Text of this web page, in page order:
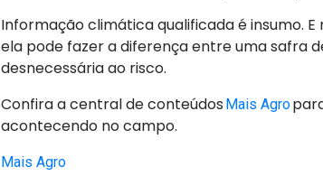
Informação climática qualificada é insumo.
ela pode fazer a diferença entre uma safra
desnecessária ao risco.
Confira a central de conteúdos Mais Agro
acontecendo no campo.
Mais Agro